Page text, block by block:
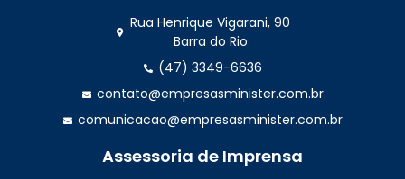
Rua Henrique Vigarani, 90
Barra do Rio
(47) 3349-6636
contato@empresasminister.com.br
comunicacao@empresasminister.com.br
(47) 99988.4642
Assessoria de Imprensa